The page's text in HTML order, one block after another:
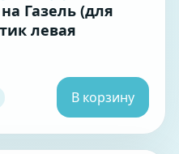
Газель (для
левая
В корзину